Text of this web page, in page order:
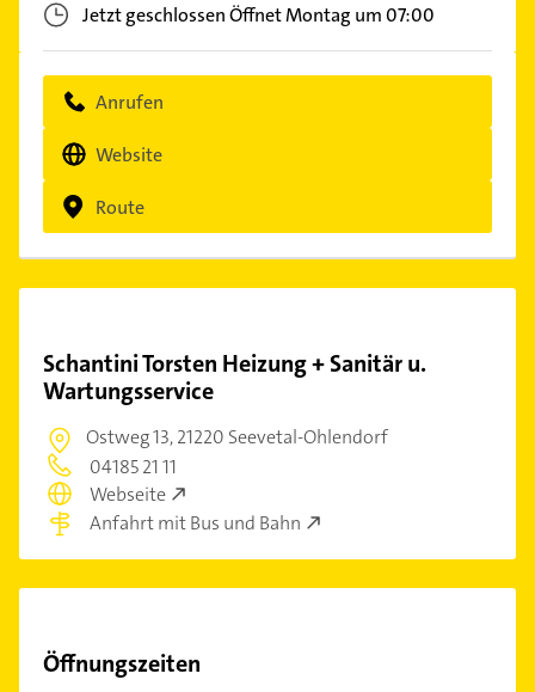
Jetzt geschlossenÖffnet Montag um 07:00
Anrufen
Website
Route
Schantini Torsten Heizung + Sanitär u.
Wartungsservice
Ostweg 13,21220 Seevetal-Ohlendorf
04185 21 11
Webseite
Anfahrt mit Bus und Bahn
Öffnungszeiten